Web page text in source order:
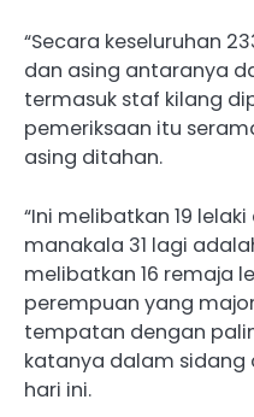
“Secara keseluruhan
dan asing antaranya
termasuk staf kilang
pemeriksaan itu
asing ditahan.
“Ini melibatkan 19
manakala 31 lagi
melibatkan 16 remaja
perempuan yang
tempatan dengan
katanya dalam sidang
hari ini.